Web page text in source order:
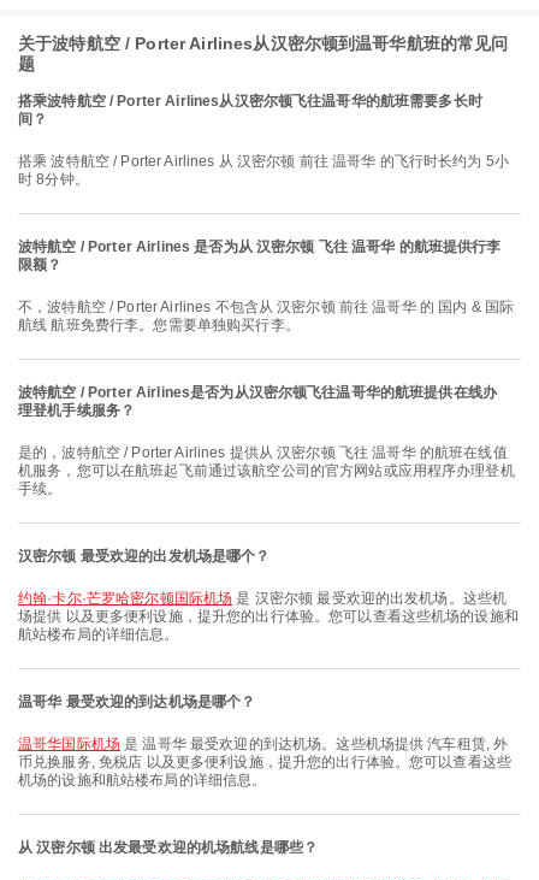
关于波特航空 / Porter Airlines从汉密尔顿到温哥华航班的常见问
题
搭乘波特航空 / Porter Airlines从汉密尔顿飞往温哥华的航班需要多长时
间？
搭乘 波特航空 / Porter Airlines 从 汉密尔顿 前往 温哥华 的飞行时长约为 5小
时 8分钟。
波特航空 / Porter Airlines 是否为从 汉密尔顿 飞往 温哥华 的航班提供行李
限额？
不，波特航空 / Porter Airlines 不包含从 汉密尔顿 前往 温哥华 的 国内 & 国际
航线 航班免费行李。您需要单独购买行李。
波特航空 / Porter Airlines是否为从汉密尔顿飞往温哥华的航班提供在线办
理登机手续服务？
是的，波特航空 / Porter Airlines 提供从 汉密尔顿 飞往 温哥华 的航班在线值
机服务，您可以在航班起飞前通过该航空公司的官方网站或应用程序办理登机
手续。
汉密尔顿 最受欢迎的出发机场是哪个？
约翰·卡尔·芒罗哈密尔顿国际机场 是 汉密尔顿 最受欢迎的出发机场。这些机
场提供 以及更多便利设施，提升您的出行体验。您可以查看这些机场的设施和
航站楼布局的详细信息。
温哥华 最受欢迎的到达机场是哪个？
温哥华国际机场是 温哥华 最受欢迎的到达机场。这些机场提供 汽车租赁, 外
币兑换服务, 免税店 以及更多便利设施，提升您的出行体验。您可以查看这些
机场的设施和航站楼布局的详细信息。
从 汉密尔顿 出发最受欢迎的机场航线是哪些？